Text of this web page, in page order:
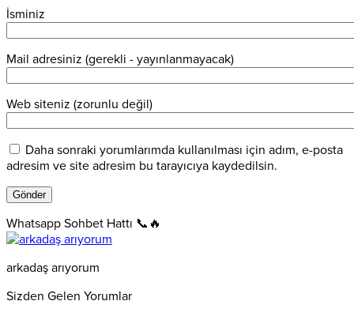
İsminiz
Mail adresiniz (gerekli - yayınlanmayacak)
Web siteniz (zorunlu değil)
Daha sonraki yorumlarımda kullanılması için adım, e-posta
adresim ve site adresim bu tarayıcıya kaydedilsin.
Whatsapp Sohbet Hattı 📞🔥
arkadaş arıyorum
Sizden Gelen Yorumlar